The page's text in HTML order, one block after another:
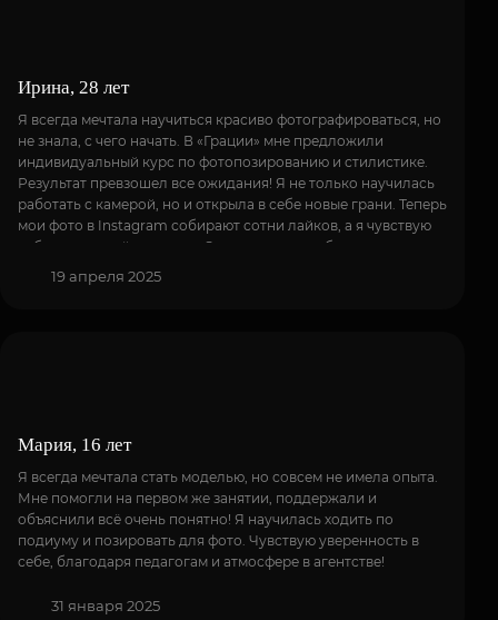
Ирина, 28 лет
Я всегда мечтала научиться красиво фотографироваться, но
не знала, с чего начать. В «Грации» мне предложили
индивидуальный курс по фотопозированию и стилистике.
Результат превзошел все ожидания! Я не только научилась
работать с камерой, но и открыла в себе новые грани. Теперь
мои фото в Instagram собирают сотни лайков, а я чувствую
себя настоящей моделью. Отдельное спасибо визажисту –
она научила меня подчеркивать свою естественную красоту.
Рекомендую «Грацию» всем, кто хочет раскрыть свой
19 апреля 2025
Мария, 16 лет
Я всегда мечтала стать моделью, но совсем не имела опыта.
Мне помогли на первом же занятии, поддержали и
объяснили всё очень понятно! Я научилась ходить по
подиуму и позировать для фото. Чувствую уверенность в
себе, благодаря педагогам и атмосфере в агентстве!
31 января 2025